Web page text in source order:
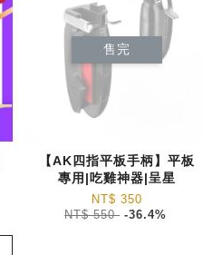
售完
【AK四指平板手柄】平板
專用|吃雞神器|呈星
NT$ 350
NT$ 550 -36.4%